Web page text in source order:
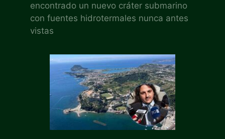
encontrado un nuevo cráter submarino
con fuentes hidrotermales nunca antes
vistas